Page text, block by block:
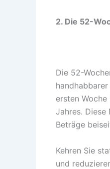
2. Die 52-
Die 52-
ersten
Jahres. Diese
Beträge
Kehren Sie
und